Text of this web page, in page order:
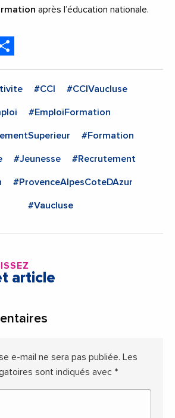
après l’éducation nationale.
#CCI #CCIVaucluse
#EmploiFormation
#Formation
#Jeunesse #Recrutement
#ProvenceAlpesCoteDAzur
#Vaucluse
article
e-mail ne sera pas publiée. Les
sont indiqués avec *